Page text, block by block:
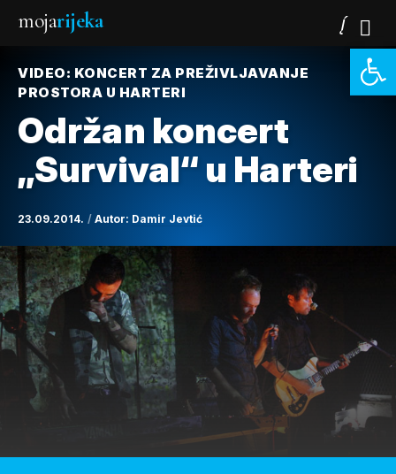
mojarijeka
VIDEO: KONCERT ZA PREŽIVLJAVANJE
PROSTORA U HARTERI
Održan koncert
„Survival“ u Harteri
23.09.2014. Autor: Damir Jevtić